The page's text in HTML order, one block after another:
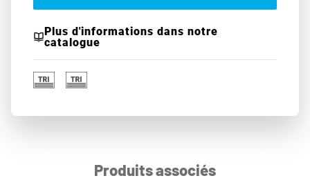
Plus d'informations dans notre
catalogue
Produits associés